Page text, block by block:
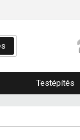
Testépítés